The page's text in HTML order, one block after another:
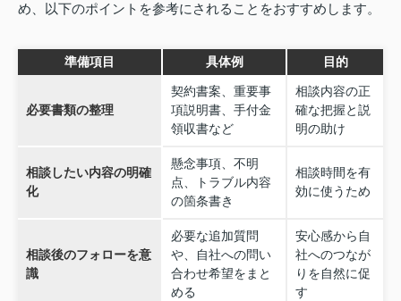
め、以下のポイントを参考にされることをおすすめします。
準備項目 具体例 目的
必要書類の整理
契約書案、重要事
項説明書、手付金
領収書など
相談内容の正
確な把握と説
明の助け
相談したい内容の明確
化
懸念事項、不明
点、トラブル内容
の箇条書き
相談時間を有
効に使うため
相談後のフォローを意
識
必要な追加質問
や、自社への問い
合わせ希望をまと
める
安心感から自
社へのつなが
りを自然に促
す